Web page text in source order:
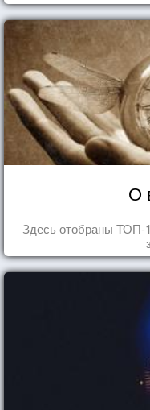
О
Здесь отобраны ТОП-